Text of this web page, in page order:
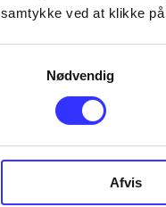
samtykke ved at klikke på
Nødvendig
Afvis
...